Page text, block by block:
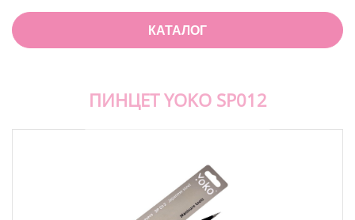
КАТАЛОГ
ПИНЦЕТ YOKO SP012